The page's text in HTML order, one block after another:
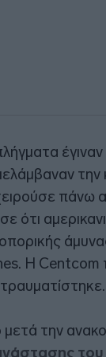
πάνω
ότι
Η Centcom
μετά την
του